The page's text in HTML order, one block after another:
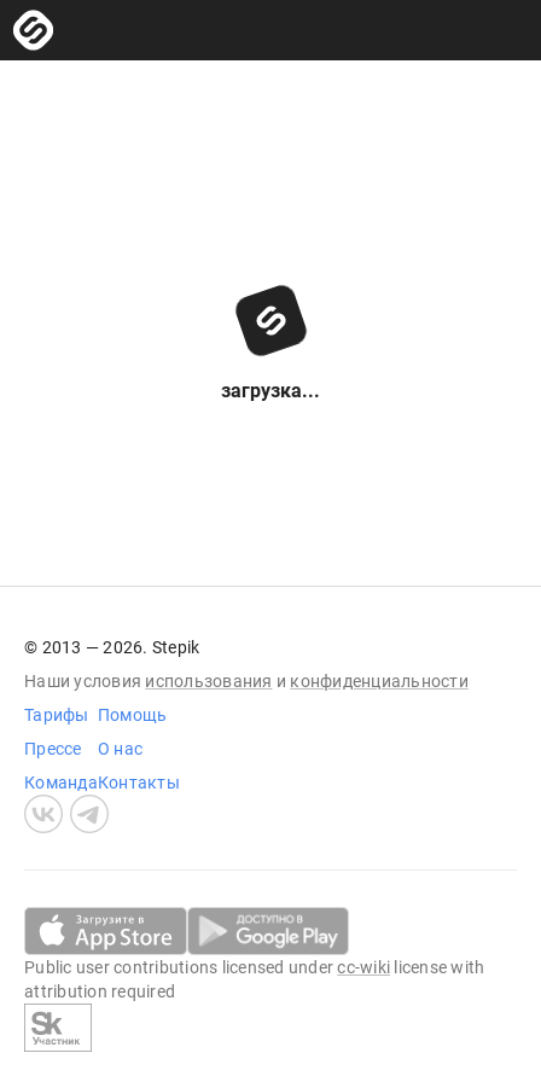
загрузка...
© 2013 — 2026. Stepik
Наши условия использования и конфиденциальности
Тарифы
Прессе
Команда
Помощь
О нас
Контакты
Public user contributions licensed undercc-wiki license with
attribution required